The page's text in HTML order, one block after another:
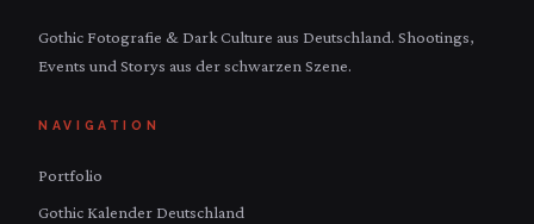
Gothic Fotografie & Dark Culture aus Deutschland. Shootings,
Events und Storys aus der schwarzen Szene.
NAVIGATION
Portfolio
Gothic Kalender Deutschland